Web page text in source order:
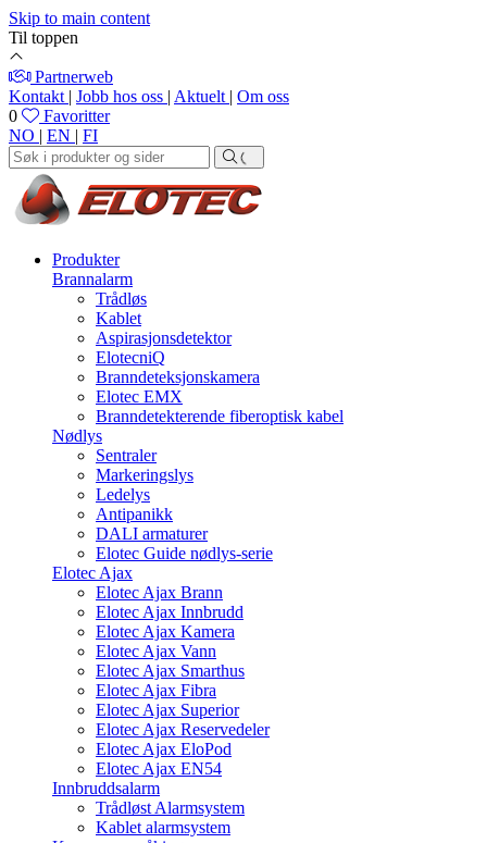
Skip to main content
Til toppen
Partnerweb
Kontakt | Jobb hos oss | Aktuelt | Om oss
0
Favoritter
NO | EN | FI
Produkter
Brannalarm
Trådløs
Kablet
Aspirasjonsdetektor
ElotecniQ
Branndeteksjonskamera
Elotec EMX
Branndetekterende fiberoptisk kabel
Nødlys
Sentraler
Markeringslys
Ledelys
Antipanikk
DALI armaturer
Elotec Guide nødlys-serie
Elotec Ajax
Elotec Ajax Brann
Elotec Ajax Innbrudd
Elotec Ajax Kamera
Elotec Ajax Vann
Elotec Ajax Smarthus
Elotec Ajax Fibra
Elotec Ajax Superior
Elotec Ajax Reservedeler
Elotec Ajax EloPod
Elotec Ajax EN54
Innbruddsalarm
Trådløst Alarmsystem
Kablet alarmsystem